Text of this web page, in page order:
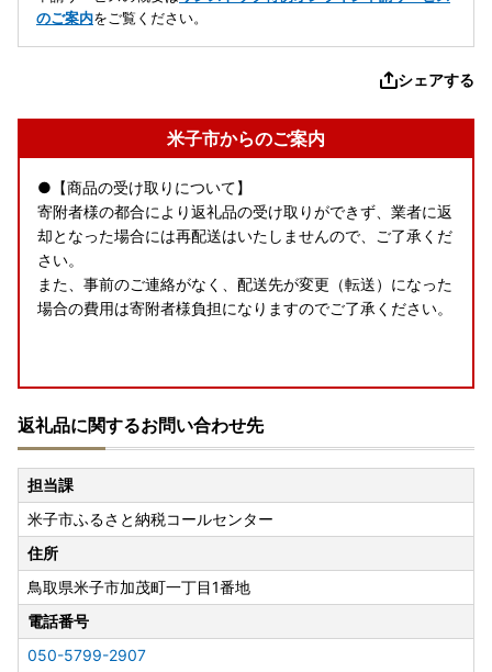
のご案内をご覧ください。
シェアする
米子市からのご案内
●【商品の受け取りについて】
寄附者様の都合により返礼品の受け取りができず、業者に返
却となった場合には再配送はいたしませんので、ご了承くだ
さい。
また、事前のご連絡がなく、配送先が変更（転送）になった
場合の費用は寄附者様負担になりますのでご了承ください。
返礼品に関するお問い合わせ先
担当課
米子市ふるさと納税コールセンター
住所
鳥取県米子市加茂町一丁目1番地
電話番号
050-5799-2907